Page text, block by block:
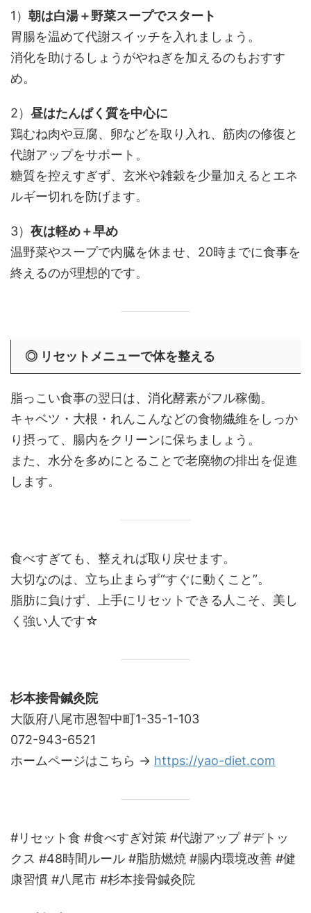
1） 朝は白湯＋野菜スープでスタート
胃腸を温めて代謝スイッチを入れましょう。
消化を助けるしょうがやねぎを加えるのもおすす
め。
2） 昼はたんぱく質を中心に
鶏むね肉や豆腐、卵などを取り入れ、筋肉の修復と
代謝アップをサポート。
糖質を控えすぎず、玄米や雑穀を少量加えるとエネ
ルギー切れを防げます。
3） 夜は軽め＋早め
温野菜やスープで内臓を休ませ、20時までに食事を
終えるのが理想的です。
◎ リセットメニューで体を整える
脂っこい食事の翌日は、消化酵素がフル稼働。
キャベツ・大根・れんこんなどの食物繊維をしっか
り摂って、腸内をクリーンに保ちましょう。
また、水分を多めにとることで老廃物の排出を促進
します。
食べすぎても、整えれば取り戻せます。
大切なのは、立ち止まらず“すぐに動くこと”。
脂肪に負けず、上手にリセットできる人こそ、美し
く強い人です☆
杉本接骨鍼灸院
大阪府八尾市恩智中町1-35-1-103
072-943-6521
ホームページはこちら → https://yao-diet.com
#リセット食 #食べすぎ対策 #代謝アップ #デトッ
クス #48時間ルール #脂肪燃焼 #腸内環境改善 #健
康習慣 #八尾市 #杉本接骨鍼灸院